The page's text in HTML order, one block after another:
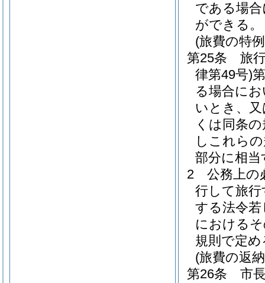
である場
ができる。
(旅費の特
第25条
旅
律第49号)
る場合に
いとき、
くは同条
しこれら
部分に相
2
公務上の
行して旅
する法令
における
規則で定め
(旅費の返
第26条
市